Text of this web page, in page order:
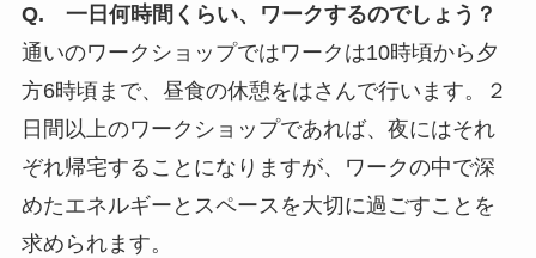
Q. 一日何時間くらい、ワークするのでしょう？
通いのワークショップではワークは10時頃から夕
方6時頃まで、昼食の休憩をはさんで行います。２
日間以上のワークショップであれば、夜にはそれ
ぞれ帰宅することになりますが、ワークの中で深
めたエネルギーとスペースを大切に過ごすことを
求められます。